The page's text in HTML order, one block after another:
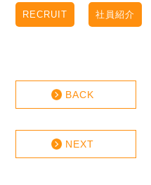
RECRUIT 社員紹介
BACK
NEXT